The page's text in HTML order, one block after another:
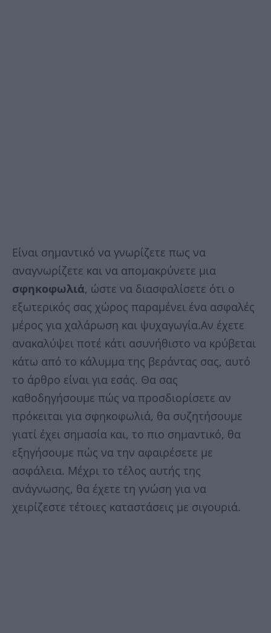
Είναι σημαντικό να γνωρίζετε πως να
αναγνωρίζετε και να απομακρύνετε μια
σφηκοφωλιά, ώστε να διασφαλίσετε ότι ο
εξωτερικός σας χώρος παραμένει ένα ασφαλές
μέρος για χαλάρωση και ψυχαγωγία.Αν έχετε
ανακαλύψει ποτέ κάτι ασυνήθιστο να κρύβεται
κάτω από το κάλυμμα της βεράντας σας, αυτό
το άρθρο είναι για εσάς. Θα σας
καθοδηγήσουμε πώς να προσδιορίσετε αν
πρόκειται για σφηκοφωλιά, θα συζητήσουμε
γιατί έχει σημασία και, το πιο σημαντικό, θα
εξηγήσουμε πώς να την αφαιρέσετε με
ασφάλεια. Μέχρι το τέλος αυτής της
ανάγνωσης, θα έχετε τη γνώση για να
χειρίζεστε τέτοιες καταστάσεις με σιγουριά.